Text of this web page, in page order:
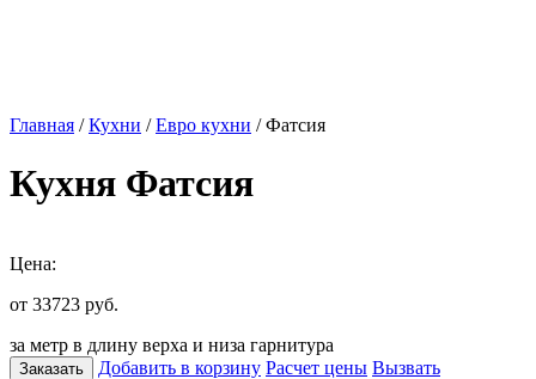
Главная /Кухни /Евро кухни / Фатсия
Кухня Фатсия
Цена:
от 33723 руб.
за метр в длину верха и низа гарнитура
Заказать Добавить в корзину Расчет цены Вызвать